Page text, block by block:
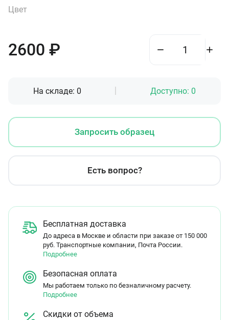
Цвет
2600 ₽
На складе: 0 Доступно: 0
Запросить образец
Есть вопрос?
Бесплатная доставка
До адреса в Москве и области при заказе от 150 000
руб. Транспортные компании, Почта России.
Подробнее
Безопасная оплата
Мы работаем только по безналичному расчету.
Подробнее
Скидки от объема